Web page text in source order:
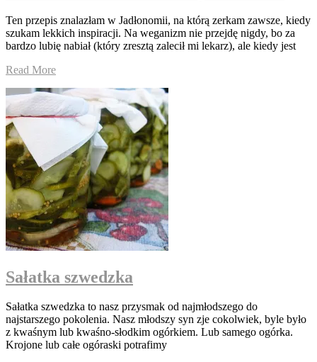
Ten przepis znalazłam w Jadłonomii, na którą zerkam zawsze, kiedy
szukam lekkich inspiracji. Na weganizm nie przejdę nigdy, bo za
bardzo lubię nabiał (który zresztą zalecił mi lekarz), ale kiedy jest
Read More
Sałatka szwedzka
Sałatka szwedzka to nasz przysmak od najmłodszego do
najstarszego pokolenia. Nasz młodszy syn zje cokolwiek, byle było
z kwaśnym lub kwaśno-słodkim ogórkiem. Lub samego ogórka.
Krojone lub całe ogóraski potrafimy